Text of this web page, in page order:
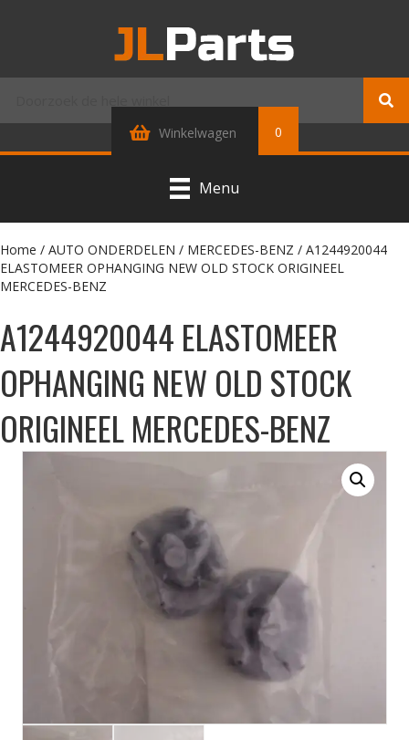
Winkelwagen 0
Menu
Home / AUTO ONDERDELEN / MERCEDES-BENZ / A1244920044
ELASTOMEER OPHANGING NEW OLD STOCK ORIGINEEL
MERCEDES-BENZ
A1244920044 ELASTOMEER
OPHANGING NEW OLD STOCK
ORIGINEEL MERCEDES-BENZ